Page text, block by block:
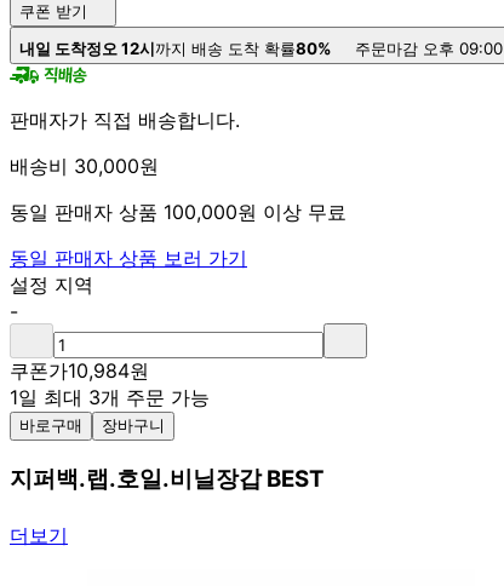
쿠폰 받기
내일 도착정오 12시까지 배송 도착 확률80% 주문마감 오후 09:00
판매자가 직접 배송합니다.
배송비 30,000원
동일 판매자 상품 100,000원 이상 무료
동일 판매자 상품 보러 가기
설정 지역
-
쿠폰가10,984원
1일 최대 3개 주문 가능
바로구매 장바구니
지퍼백.랩.호일.비닐장갑 BEST
더보기